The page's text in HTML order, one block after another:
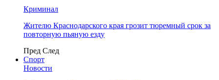
Криминал
Жителю Краснодарского края грозит тюремный срок за
повторную пьяную езду
Пред След
Спорт
Новости